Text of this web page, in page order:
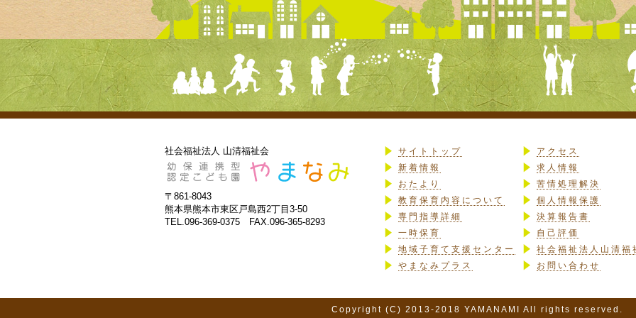
社会福祉法人 山清福祉会
〒861-8043
熊本県熊本市東区戸島西2丁目3-50
TEL.096-369-0375 FAX.096-365-8293
サイトトップ
新着情報
おたより
教育保育内容について
専門指導詳細
一時保育
地域子育て支援センター
やまなみプラス
アクセス
求人情報
苦情処理解決
個人情報保護
決算報告書
自己評価
社会福祉法人山清福
お問い合わせ
Copyright (C) 2013-2018 YAMANAMI All rights reserved.